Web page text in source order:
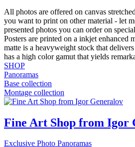
All photos are offered on canvas
you want to print on other material - let
presented photos you can order on
Posters are printed on a inkjet enhanced
matte is a heavyweight stock that
has a high color gamut that yields
SHOP
Panoramas
Base collection
Montage collection
Fine Art Shop from Igor
Exclusive Photo Panoramas